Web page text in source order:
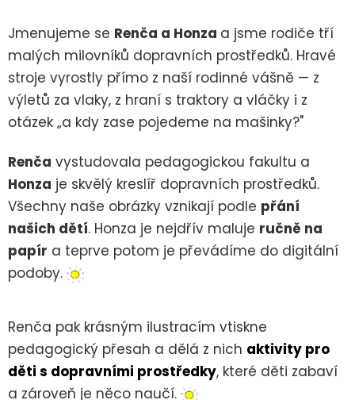
Jmenujeme se Renča a Honza a jsme rodiče tří
malých milovníků dopravních prostředků. Hravé
stroje vyrostly přímo z naší rodinné vášně — z
výletů za vlaky, z hraní s traktory a vláčky i z
otázek „a kdy zase pojedeme na mašinky?"
Renča vystudovala pedagogickou fakultu a
Honza je skvělý kreslíř dopravních prostředků.
Všechny naše obrázky vznikají podle přání
našich dětí. Honza je nejdřív maluje ručně na
papír a teprve potom je převádíme do digitální
podoby.
Renča pak krásným ilustracím vtiskne
pedagogický přesah a dělá z nich aktivity pro
děti s dopravními prostředky, které děti zabaví
a zároveň je něco naučí.